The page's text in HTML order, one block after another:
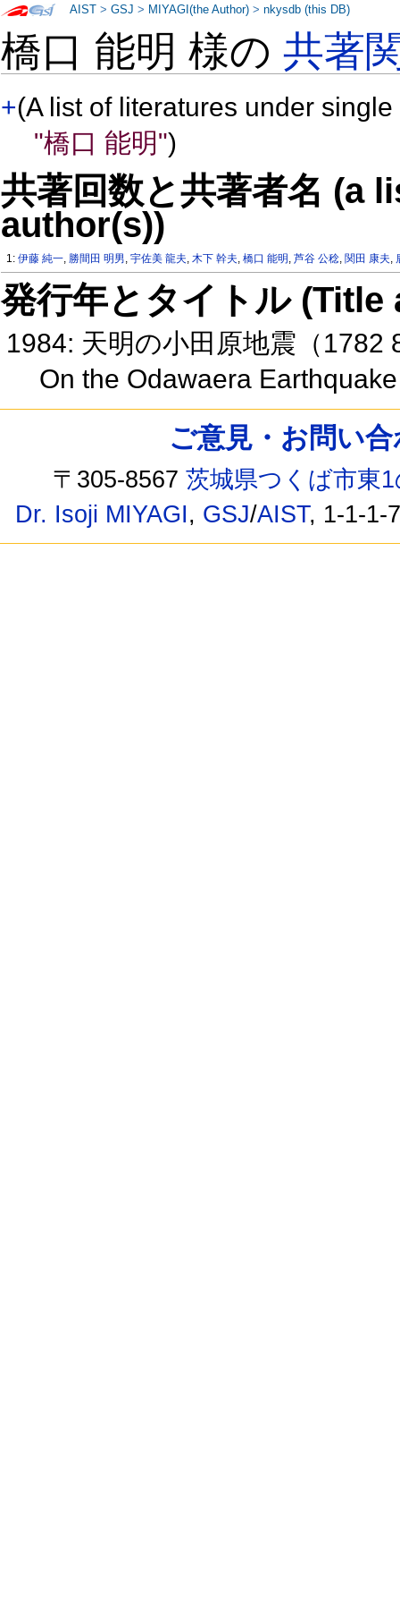
橋口 能明 様の共著
+(A list of literatures under
"橋口 能明")
共著回数と共著者名 (a
author(s))
1:伊藤 純一, 勝間田 明男,宇佐美 龍夫,木下 幹夫,橋口 能明 ,芦谷 公稔, 関田 康夫,
発行年とタイトル
1984: 天明の小田原地震（
On the Odawaera
AIST >GSJ > MIYAGI(the Author) >nkysdb (this DB)
ご意見・お問い
〒305-8567茨城県つくば市東
Dr. Isoji MIYAGI, GSJ/AIST, 1-1-1-